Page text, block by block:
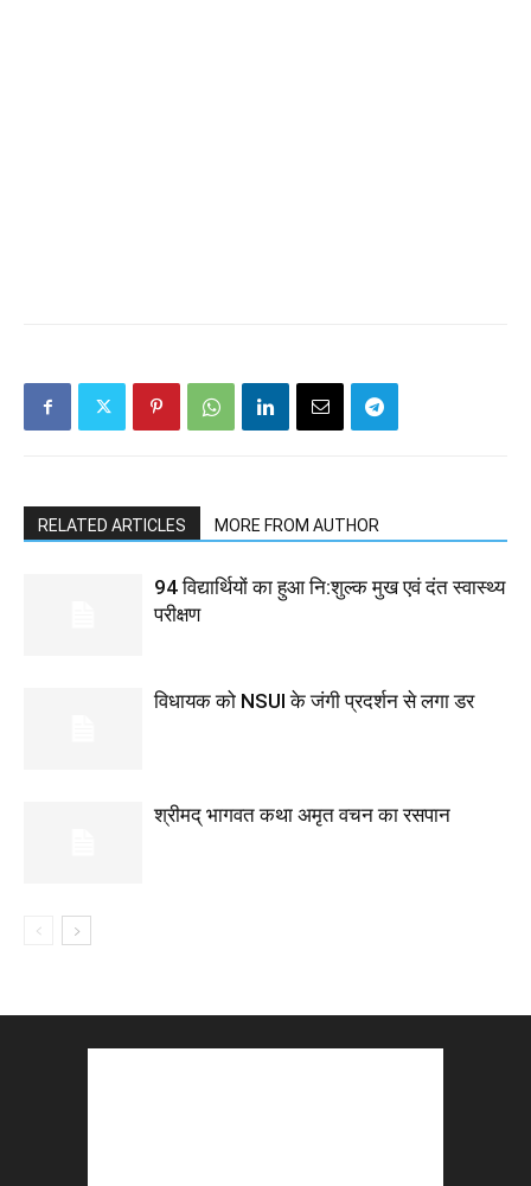
RELATED ARTICLES MORE FROM AUTHOR
94 विद्यार्थियों का हुआ नि:शुल्क मुख एवं दंत स्वास्थ्य
परीक्षण
विधायक को NSUI के जंगी प्रदर्शन से लगा डर
श्रीमद् भागवत कथा अमृत वचन का रसपान